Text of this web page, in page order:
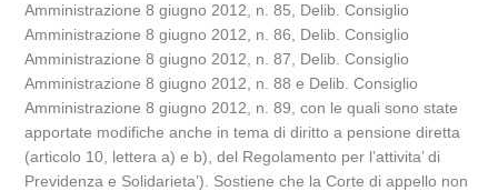
Amministrazione 8 giugno 2012, n. 85, Delib. Consiglio
Amministrazione 8 giugno 2012, n. 86, Delib. Consiglio
Amministrazione 8 giugno 2012, n. 87, Delib. Consiglio
Amministrazione 8 giugno 2012, n. 88 e Delib. Consiglio
Amministrazione 8 giugno 2012, n. 89, con le quali sono state
apportate modifiche anche in tema di diritto a pensione diretta
(articolo 10, lettera a) e b), del Regolamento per l’attivita’ di
Previdenza e Solidarieta’). Sostiene che la Corte di appello non